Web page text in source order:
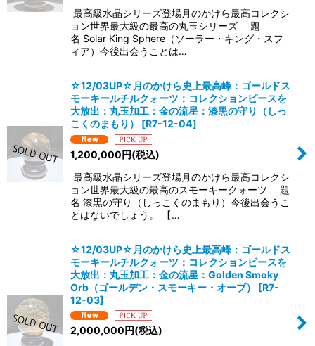
最高級水晶シリーズ登場月のかけら最高コレクシ
ョン世界最大級の最高の丸玉シリーズ 題
名 Solar King Sphere（ソーラー・キング・スフ
ィア）今後出会うことは…
☆12/03UP☆月のかけら史上最高峰：ゴールドス
モーキールチルクォーツ；コレクションピースを
大放出：丸玉加工：金の流星：漆黒の守り（しっ
こくのまもり）
[R7-12-04]
1,200,000円(税込)
最高級水晶シリーズ登場月のかけら最高コレクシ
ョン世界最大級の最高のスモーキークォーツ 題
名 漆黒の守り（しっこくのまもり）今後出会うこ
とはないでしょう。 【…
☆12/03UP☆月のかけら史上最高峰：ゴールドス
モーキールチルクォーツ；コレクションピースを
大放出：丸玉加工：金の流星：Golden Smoky
Orb（ゴールデン・スモーキー・オーブ）
[R7-
12-03]
2,000,000円(税込)